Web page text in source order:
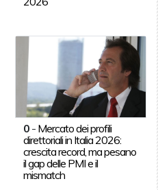
0 - Mercato dei profili
direttoriali in Italia 2026:
crescita record, ma pesano
il gap delle PMI e il
mismatch